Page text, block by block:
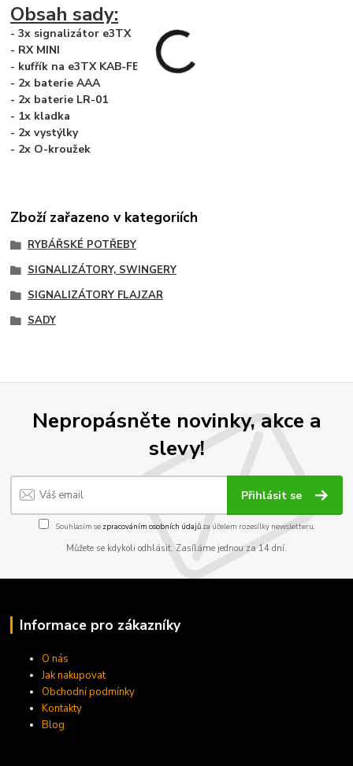
Obsah sady:
- 3x signalizátor e3TX
- RX MINI
- kufřík na e3TX KAB-FE
- 2x baterie AAA
- 2x baterie LR-01
- 1x kladka
- 2x vystýlky
- 2x O-kroužek
Zboží zařazeno v kategoriích
RYBÁŘSKÉ POTŘEBY
SIGNALIZÁTORY, SWINGERY
SIGNALIZÁTORY FLAJZAR
SADY
Nepropásněte novinky, akce a
slevy!
Přihlásit se
Souhlasím se zpracováním osobních údajůza účelem rozesílky newsletteru.
Můžete se kdykoli odhlásit. Zasíláme jednou za 14 dní.
Informace pro zákazníky
O nás
Jak nakupovat
Obchodní podmínky
Kontakty
Blog